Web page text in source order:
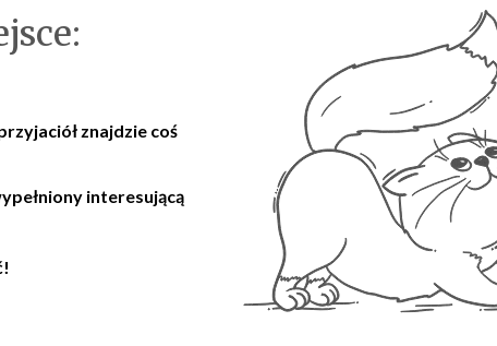
znajdzie coś
interesującą